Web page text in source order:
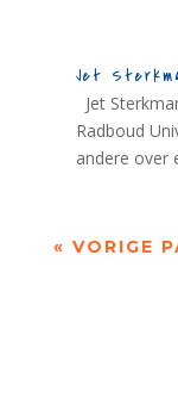
Jet
Jet
Radboud
andere over
« VORIGE